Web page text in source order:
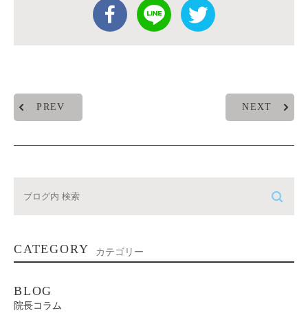
PREV NEXT
CATEGORY カテゴリー
BLOG
院長コラム